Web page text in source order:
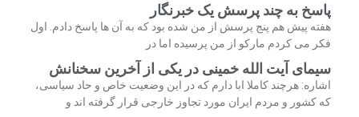
پاسخ به چند پرسش یک خبرنگار
هفته پیش هم پنج پرسش از من شده بود که به آن ها پاسخ دادم. اول
فکر می کردم مارکو از من پرسیده اما در
سیمای آیت الله خمینی در یکی از آخرین سخنانش
اشاره: هرچند کاملا ابا دارم که در این وضعیت خاص و حاد سیاسی،
که کشور و مردم ایران مورد تجاوز خارجی قرار گرفته اند و